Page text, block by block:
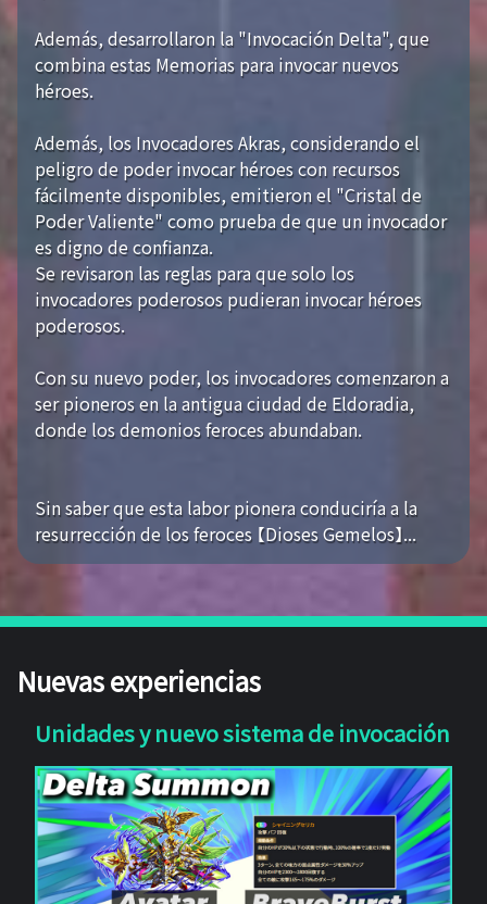
Además, desarrollaron la "Invocación Delta", que
combina estas Memorias para invocar nuevos
héroes.
Además, los Invocadores Akras, considerando el
peligro de poder invocar héroes con recursos
fácilmente disponibles, emitieron el "Cristal de
Poder Valiente" como prueba de que un invocador
es digno de confianza.
Se revisaron las reglas para que solo los
invocadores poderosos pudieran invocar héroes
poderosos.
Con su nuevo poder, los invocadores comenzaron a
ser pioneros en la antigua ciudad de Eldoradia,
donde los demonios feroces abundaban.
Sin saber que esta labor pionera conduciría a la
resurrección de los feroces 【Dioses Gemelos】...
Nuevas experiencias
Unidades y nuevo sistema de invocación